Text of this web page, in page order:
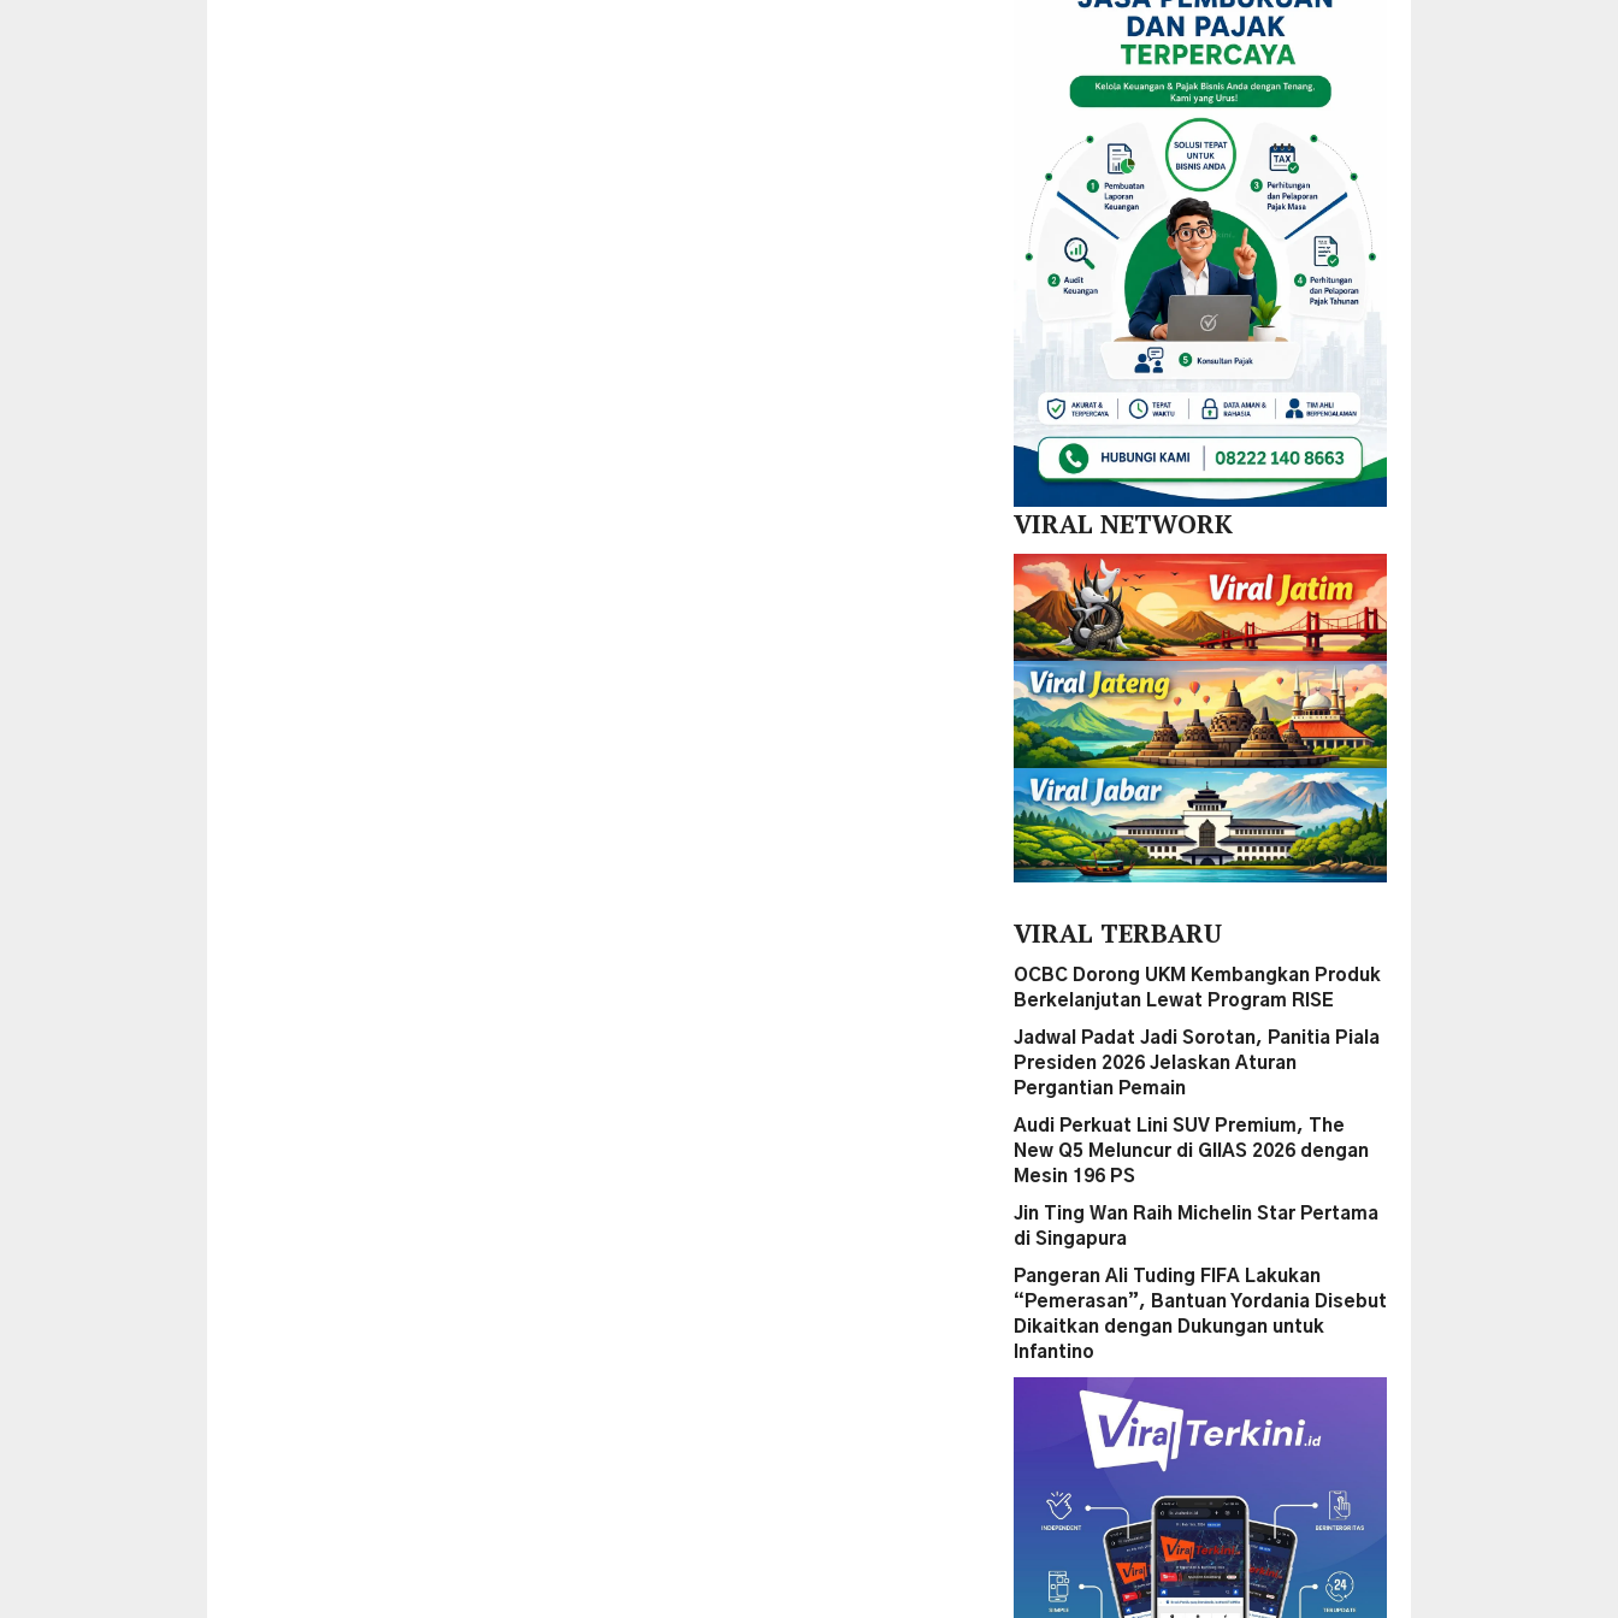
Halteng
Jasa
Konstruksi
Daerah
Dalam
di KM
30
Akejira
Mulai
di 10
Kecamatan
VIRAL NETWORK
VIRAL TERBARU
OCBC Dorong UKM Kembangkan Produk
Berkelanjutan Lewat Program RISE
Jadwal Padat Jadi Sorotan, Panitia Piala
Presiden 2026 Jelaskan Aturan
Pergantian Pemain
Audi Perkuat Lini SUV Premium, The
New Q5 Meluncur di GIIAS 2026 dengan
Mesin 196 PS
Jin Ting Wan Raih Michelin Star Pertama
di Singapura
Pangeran Ali Tuding FIFA Lakukan
“Pemerasan”, Bantuan Yordania Disebut
Dikaitkan dengan Dukungan untuk
Infantino